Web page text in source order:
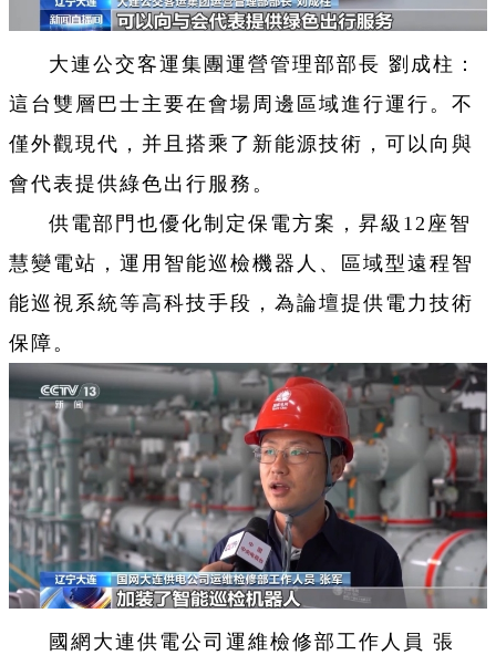
大連公交客運集團運營管理部部長 劉成柱：
這台雙層巴士主要在會場周邊區域進行運行。不
僅外觀現代，并且搭乘了新能源技術，可以向與
會代表提供綠色出行服務。
供電部門也優化制定保電方案，昇級12座智
慧變電站，運用智能巡檢機器人、區域型遠程智
能巡視系統等高科技手段，為論壇提供電力技術
保障。
國網大連供電公司運維檢修部工作人員 張